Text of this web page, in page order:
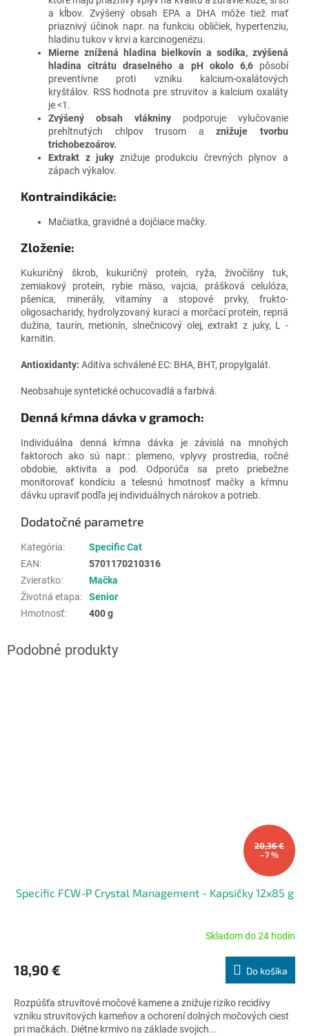
a kĺbov. Zvýšený obsah EPA a DHA môže tiež mať
priaznivý účinok napr. na funkciu obličiek, hypertenziu,
hladinu tukov v krvi a karcinogenézu.
Mierne znížená hladina bielkovín a sodíka, zvýšená
hladina citrátu draselného a pH okolo 6,6
pôsobí
preventívne proti vzniku kalcium-oxalátových
kryštálov. RSS hodnota pre struvitov a kalcium oxaláty
je <1.
Zvýšený obsah vlákniny
podporuje vylučovanie
prehltnutých chlpov trusom aznižuje tvorbu
trichobezoárov.
Extrakt z juky znižuje produkciu črevných plynov a
zápach výkalov.
Kontraindikácie:
Mačiatka, gravidné a dojčiace mačky.
Zloženie:
Kukuričný škrob, kukuričný proteín, ryža, živočíšny tuk,
zemiakový proteín, rybie mäso, vajcia, prášková celulóza,
pšenica, minerály, vitamíny a stopové prvky, frukto-
oligosacharidy, hydrolyzovaný kurací a morčací proteín, repná
dužina, taurín, metionín, slnečnicový olej, extrakt z juky, L -
karnitin.
Antioxidanty: Aditíva schválené EC: BHA, BHT, propylgalát.
Neobsahuje syntetické ochucovadlá a farbivá.
Denná kŕmna dávka v gramoch:
Individuálna denná kŕmna dávka je závislá na mnohých
faktoroch ako sú napr.: plemeno, vplyvy prostredia, ročné
obdobie, aktivita a pod. Odporúča sa preto priebežne
monitorovať kondíciu a telesnú hmotnosť mačky a kŕmnu
dávku upraviť podľa jej individuálnych nárokov a potrieb.
Dodatočné parametre
Kategória:
Specific Cat
EAN:
5701170210316
Zvieratko:
Mačka
Životná etapa:
Senior
Hmotnosť: 400 g
20,36 €
–7 %
Specific FCW-P Crystal Management - Kapsičky 12x85 g
produktu
je
z
5
hviezdičiek.
Skladom do 24 hodín
18,90 € Do košíka
Rozpúšťa struvitové močové kamene a znižuje riziko recidívy
vzniku struvitových kameňov a ochorení dolných močových ciest
pri mačkách. Diétne krmivo na základe svojich...